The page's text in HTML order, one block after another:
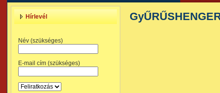
Hírlevél
Név (szükséges)
E-mail cím (szükséges)